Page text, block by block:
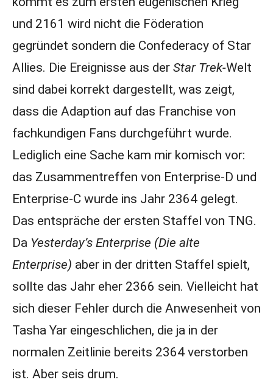
und 2161 wird nicht die Föderation
gegründet sondern die Confederacy of Star
Allies. Die Ereignisse aus der Star Trek-Welt
sind dabei korrekt dargestellt, was zeigt,
dass die Adaption auf das Franchise von
fachkundigen Fans durchgeführt wurde.
Lediglich eine Sache kam mir komisch vor:
das Zusammentreffen von Enterprise-D und
Enterprise-C wurde ins Jahr 2364 gelegt.
Das entspräche der ersten Staffel von TNG.
Da Yesterday’s Enterprise (Die alte
Enterprise) aber in der dritten Staffel spielt,
sollte das Jahr eher 2366 sein. Vielleicht hat
sich dieser Fehler durch die Anwesenheit von
Tasha Yar eingeschlichen, die ja in der
normalen Zeitlinie bereits 2364 verstorben
ist. Aber seis drum.